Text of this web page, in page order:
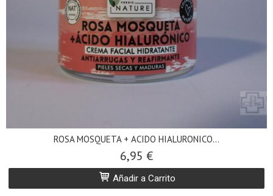
ROSA MOSQUETA + ACIDO HIALURONICO...
6,95 €
Añadir a Carrito